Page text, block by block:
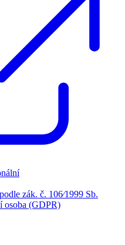
zák. č. 106⁄1999 Sb.
osoba (GDPR)